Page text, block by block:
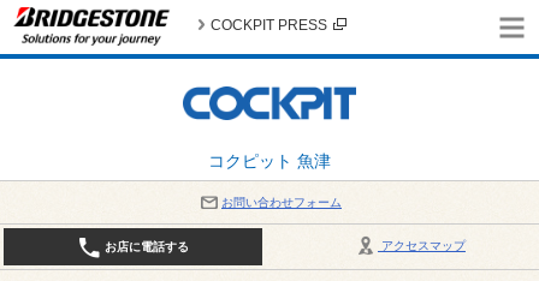
コクピット 魚津
COCKPIT PRESS
お問い合わせフォーム
アクセスマップ
お店に電話する